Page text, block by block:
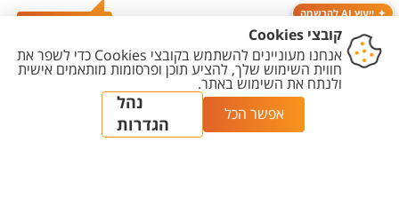
ייעוץ AI להרשמה
נגישות
מדיניות
מדיניות עריכת
תוכן